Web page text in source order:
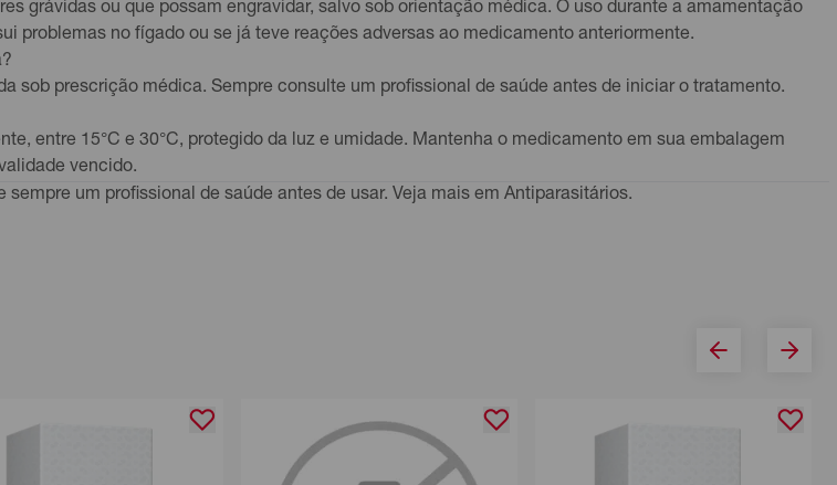
grávidas ou que possam engravidar, salvo sob orientação médica. O uso durante a amamentação
problemas no fígado ou se já teve reações adversas ao medicamento anteriormente.
sob prescrição médica. Sempre consulte um profissional de saúde antes de iniciar o tratamento.
entre 15°C e 30°C, protegido da luz e umidade. Mantenha o medicamento em sua embalagem
vencido.
um profissional de saúde antes de usar. Veja mais em Antiparasitários.